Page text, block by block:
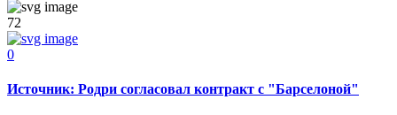
72
0
Источник: Родри согласовал контракт с "Барселоной"